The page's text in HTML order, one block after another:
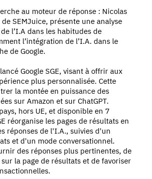
au moteur de réponse : Nicolas
SEMJuice, présente une analyse
l’I.A dans les habitudes de
l’intégration de l’I.A. dans le
de Google.
Google SGE, visant à offrir aux
plus personnalisée. Cette
la montée en puissance des
sur Amazon et sur ChatGPT.
hors UE, et disponible en 7
réorganise les pages de résultats en
réponses de l'I.A., suivies d'un
et d'un mode conversationnel.
des réponses plus pertinentes, de
la page de résultats et de favoriser